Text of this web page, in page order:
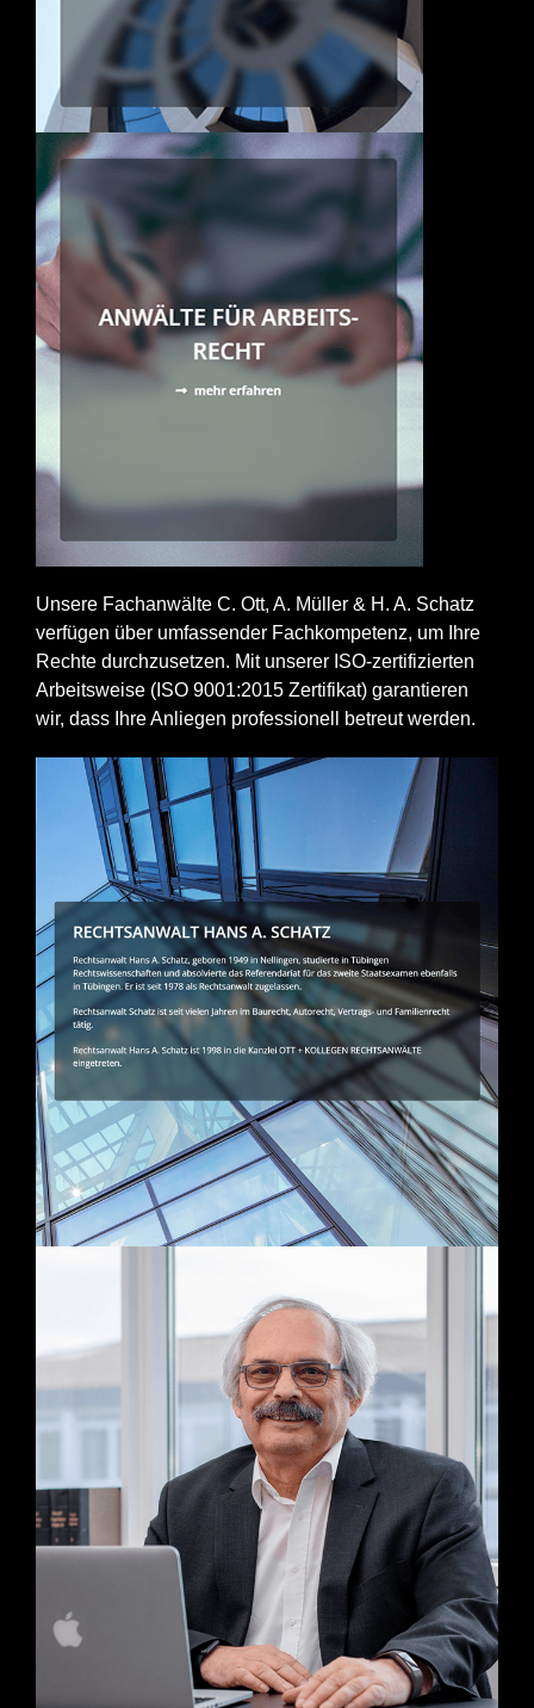
Unsere Fachanwälte C. Ott, A. Müller & H. A. Schatz
verfügen über umfassender Fachkompetenz, um Ihre
Rechte durchzusetzen. Mit unserer ISO-zertifizierten
Arbeitsweise (ISO 9001:2015 Zertifikat) garantieren
wir, dass Ihre Anliegen professionell betreut werden.